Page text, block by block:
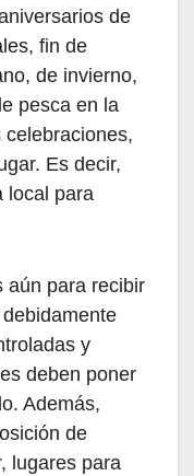
de
fin de
de invierno,
pesca en la
Es decir,
local para
aún para recibir
y
deben poner
Además,
de
lugares para